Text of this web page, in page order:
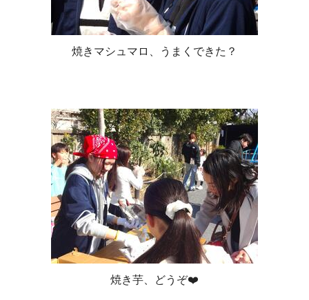
焼きマシュマロ、うまくできた？
焼き芋、どうぞ❤️